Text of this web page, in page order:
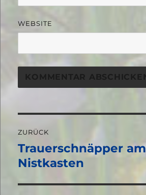
WEBSITE
ZURÜCK
Vorheriger
Beitrag:
Trauerschnäpper am
Nistkasten